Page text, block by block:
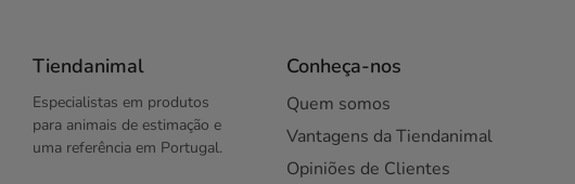
Tiendanimal
Especialistas em produtos
para animais de estimação e
uma referência em Portugal.
Conheça-nos
Quem somos
Vantagens da Tiendanimal
Opiniões de Clientes